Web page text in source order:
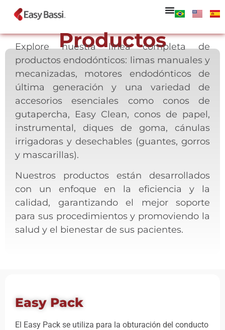
Productos
Explore nuestra línea completa de
productos endodónticos: limas manuales y
mecanizadas, motores endodónticos de
última generación y una variedad de
accesorios esenciales como conos de
gutapercha, Easy Clean, conos de papel,
instrumental, diques de goma, cánulas
irrigadoras y desechables (guantes, gorros
y mascarillas).
Nuestros productos están desarrollados
con un enfoque en la eficiencia y la
calidad, garantizando el mejor soporte
para sus procedimientos y promoviendo la
salud y el bienestar de sus pacientes.
Easy Pack
El Easy Pack se utiliza para la obturación del conducto